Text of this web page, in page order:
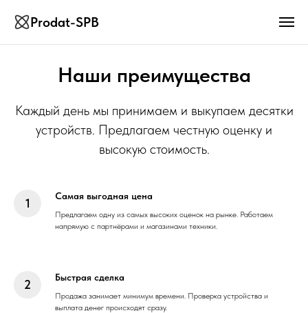
Prodat-SPB
Наши преимущества
Каждый день мы принимаем и выкупаем десятки
устройств. Предлагаем честную оценку и
высокую стоимость.
Самая выгодная цена
Предлагаем одну из самых высоких оценок на рынке. Работаем
напрямую с партнёрами и магазинами техники.
Быстрая сделка
Продажа занимает минимум времени. Проверка устройства и
выплата денег происходят сразу.